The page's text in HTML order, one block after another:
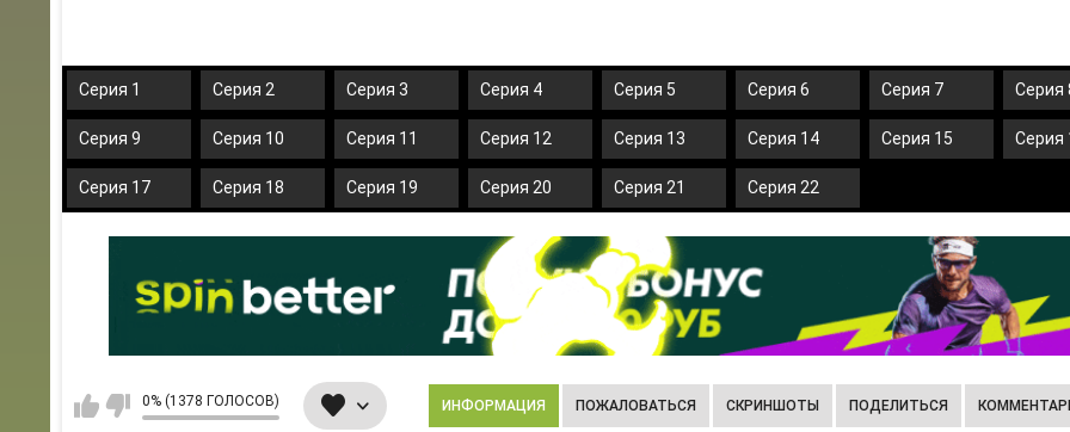
Серия 1 Серия 2 Серия 3 Серия 4 Серия 5 Серия 6 Серия 7 Серия
Серия 9 Серия 10 Серия 11 Серия 12 Серия 13 Серия 14 Серия 15 Серия
Серия 17 Серия 18 Серия 19 Серия 20 Серия 21 Серия 22
0% (1378 ГОЛОСОВ) ИНФОРМАЦИЯ ПОЖАЛОВАТЬСЯ СКРИНШОТЫ ПОДЕЛИТЬСЯ